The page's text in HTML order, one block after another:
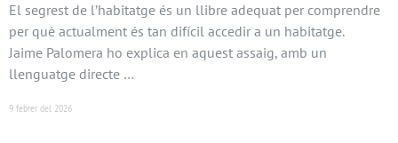
El segrest de l’habitatge és un llibre adequat per comprendre
per què actualment és tan difícil accedir a un habitatge.
Jaime Palomera ho explica en aquest assaig, amb un
llenguatge directe …
9 febrer del 2026